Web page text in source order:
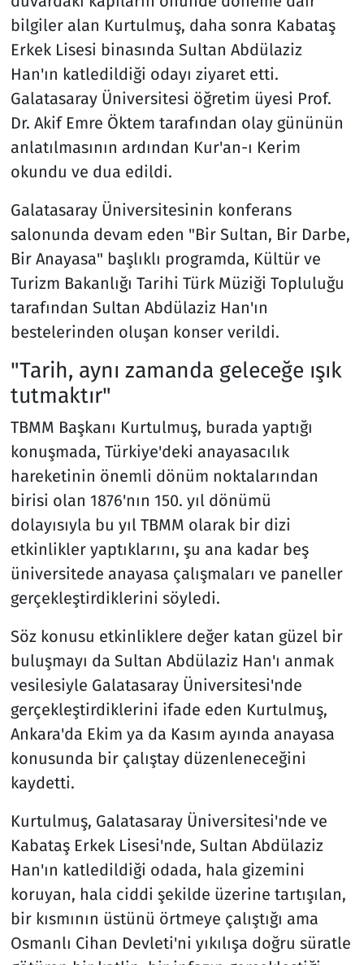
bilgiler alan Kurtulmuş, daha sonra Kabataş
Erkek Lisesi binasında Sultan Abdülaziz
Han'ın katledildiği odayı ziyaret etti.
Galatasaray Üniversitesi öğretim üyesi Prof.
Dr. Akif Emre Öktem tarafından olay gününün
anlatılmasının ardından Kur'an-ı Kerim
okundu ve dua edildi.
Galatasaray Üniversitesinin konferans
salonunda devam eden "Bir Sultan, Bir Darbe,
Bir Anayasa" başlıklı programda, Kültür ve
Turizm Bakanlığı Tarihi Türk Müziği Topluluğu
tarafından Sultan Abdülaziz Han'ın
bestelerinden oluşan konser verildi.
"Tarih, aynı zamanda geleceğe ışık
tutmaktır"
TBMM Başkanı Kurtulmuş, burada yaptığı
konuşmada, Türkiye'deki anayasacılık
hareketinin önemli dönüm noktalarından
birisi olan 1876'nın 150. yıl dönümü
dolayısıyla bu yıl TBMM olarak bir dizi
etkinlikler yaptıklarını, şu ana kadar beş
üniversitede anayasa çalışmaları ve paneller
gerçekleştirdiklerini söyledi.
Söz konusu etkinliklere değer katan güzel bir
buluşmayı da Sultan Abdülaziz Han'ı anmak
vesilesiyle Galatasaray Üniversitesi'nde
gerçekleştirdiklerini ifade eden Kurtulmuş,
Ankara'da Ekim ya da Kasım ayında anayasa
konusunda bir çalıştay düzenleneceğini
kaydetti.
Kurtulmuş, Galatasaray Üniversitesi'nde ve
Kabataş Erkek Lisesi'nde, Sultan Abdülaziz
Han'ın katledildiği odada, hala gizemini
koruyan, hala ciddi şekilde üzerine tartışılan,
bir kısmının üstünü örtmeye çalıştığı ama
Osmanlı Cihan Devleti'ni yıkılışa doğru süratle